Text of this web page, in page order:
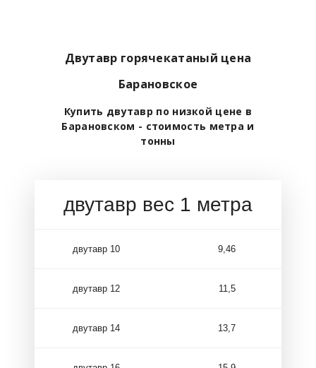
Двутавр горячекатаный цена
Барановское
Купить двутавр по низкой цене в
Барановском - стоимость метра и
тонны
двутавр вес 1 метра
двутавр 10 9,46
двутавр 12 11,5
двутавр 14 13,7